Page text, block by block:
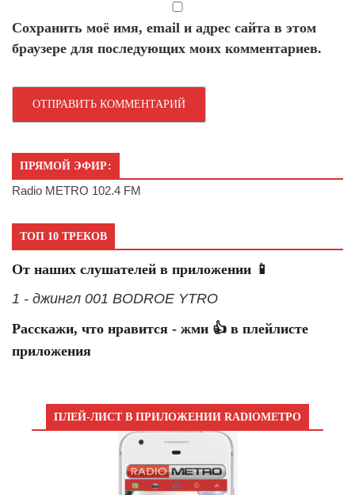
Сохранить моё имя, email и адрес сайта в этом
браузере для последующих моих комментариев.
ПРЯМОЙ ЭФИР:
Radio METRO 102.4 FM
ТОП 10 ТРЕКОВ
От наших слушателей в приложении 📱
1 - джингл 001 BODROE YTRO
Расскажи, что нравится - жми 👍 в плейлисте
приложения
ПЛЕЙ-ЛИСТ В ПРИЛОЖЕНИИ RADIOМЕТРО